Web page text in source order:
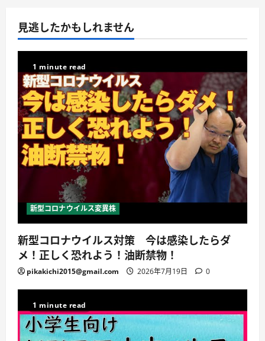
見逃したかもしれません
1 minute read
新型コロナウイルス変異株
新型コロナウイルス対策 今は感染したらダ
メ！正しく恐れよう！油断禁物！
pikakichi2015@gmail.com 2026年7月19日 0
1 minute read